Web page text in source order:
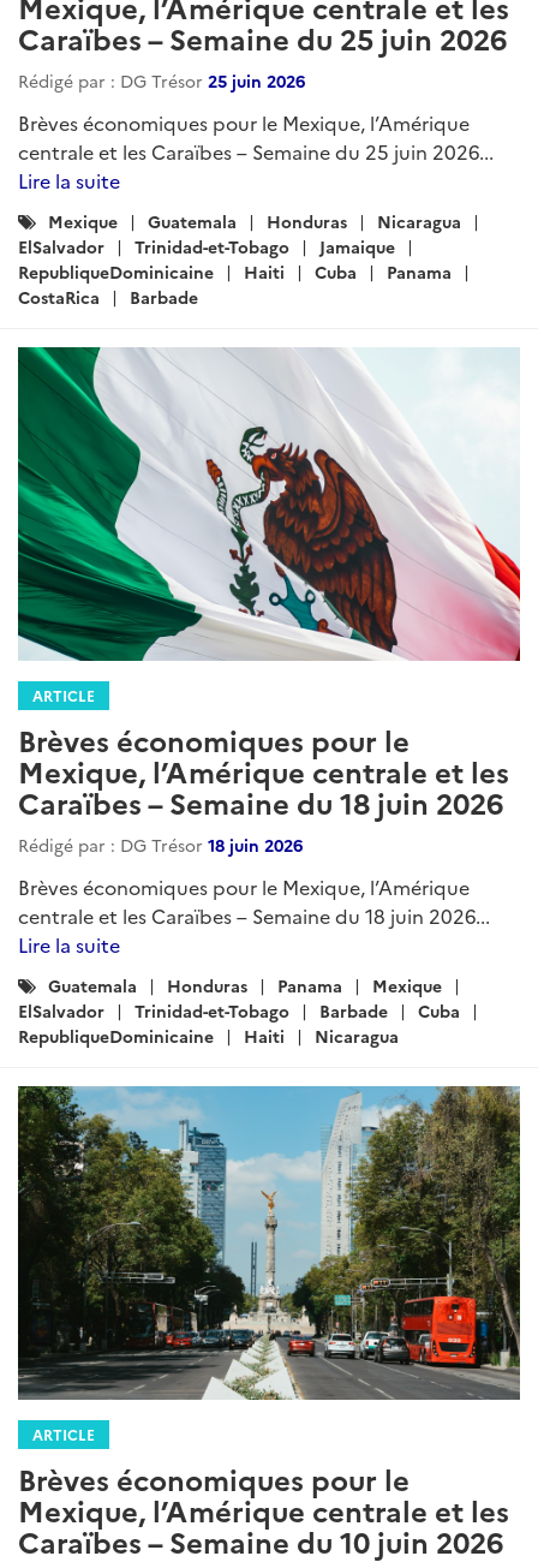
Caraïbes – Semaine du 25 juin 2026
Rédigé par : DG Trésor 25 juin 2026
Brèves économiques pour le Mexique, l’Amérique
centrale et les Caraïbes – Semaine du 25 juin 2026...
Lire la suite
Catégories
:
Mexique Guatemala Honduras
Nicaragua
ElSalvador
Trinidad-et-Tobago
Jamaique
RepubliqueDominicaine
Haiti Cuba
Panama
CostaRica
Barbade
ARTICLE
Brèves économiques pour le
Mexique, l’Amérique centrale et les
Caraïbes – Semaine du 18 juin 2026
Rédigé par : DG Trésor 18 juin 2026
Brèves économiques pour le Mexique, l’Amérique
centrale et les Caraïbes – Semaine du 18 juin 2026...
Lire la suite
Catégories
:
Guatemala Honduras Panama
Mexique
ElSalvador
Trinidad-et-Tobago Barbade
Cuba
RepubliqueDominicaine
Haiti Nicaragua
ARTICLE
Brèves économiques pour le
Mexique, l’Amérique centrale et les
Caraïbes – Semaine du 10 juin 2026